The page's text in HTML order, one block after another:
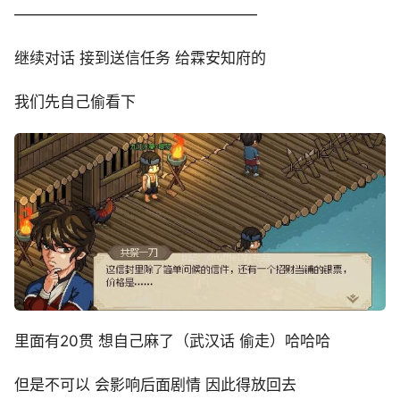
————————————————
继续对话 接到送信任务 给霖安知府的
我们先自己偷看下
里面有20贯 想自己麻了（武汉话 偷走）哈哈哈
但是不可以 会影响后面剧情 因此得放回去